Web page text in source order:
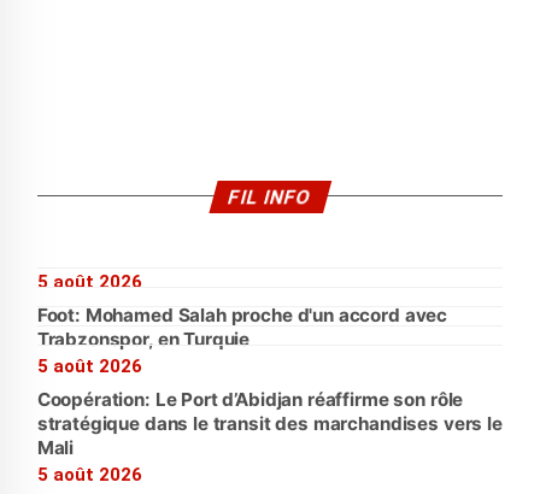
FIL INFO
5 août 2026
Foot: Mohamed Salah proche d'un accord avec
Trabzonspor, en Turquie
5 août 2026
Coopération: Le Port d’Abidjan réaffirme son rôle
stratégique dans le transit des marchandises vers le
Mali
5 août 2026